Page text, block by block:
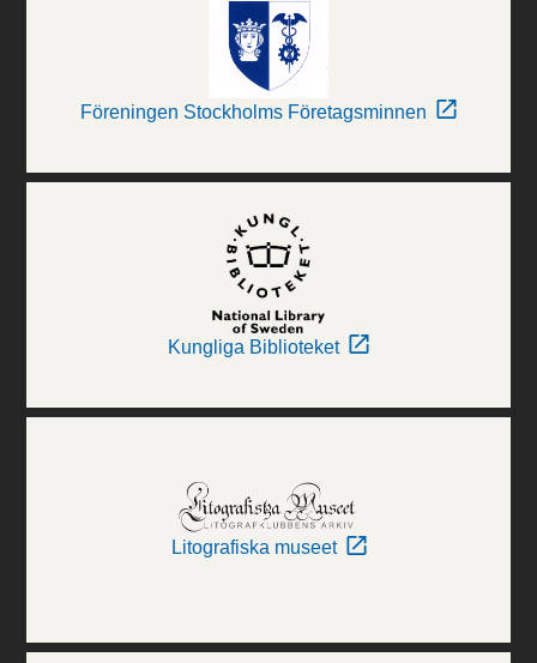
Föreningen Stockholms Företagsminnen
Kungliga Biblioteket
Litografiska museet